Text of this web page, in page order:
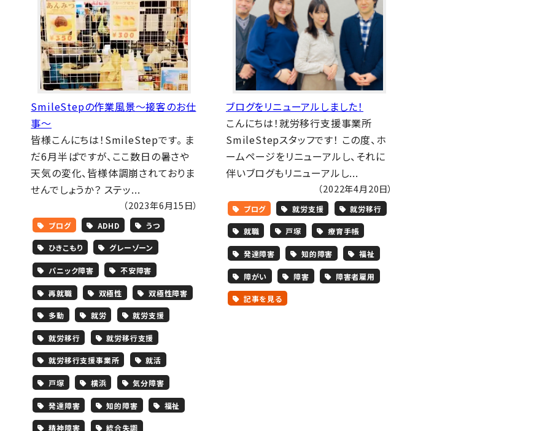
SmileStepの作業風景～接客のお仕
事～
皆様こんにちは！SmileStepです。 ま
だ6月半ばですが、ここ数日の暑さや
天気の変化、皆様体調崩されておりま
せんでしょうか？ ステッ...
（2023年6月15日）
ブログ ADHD うつ
ひきこもり グレーゾーン
パニック障害 不安障害
再就職 双極性 双極性障害
多動 就労 就労支援
就労移行 就労移行支援
就労移行支援事業所 就活
戸塚 横浜 気分障害
発達障害 知的障害 福祉
精神障害 統合失調
ブログをリニューアルしました！
こんにちは！就労移行支援事業所
SmileStepスタッフです！ この度、ホ
ームページをリニューアルし、それに
伴いブログもリニューアルし...
（2022年4月20日）
ブログ 就労支援 就労移行
就職 戸塚 療育手帳
発達障害 知的障害 福祉
障がい 障害 障害者雇用
記事を見る